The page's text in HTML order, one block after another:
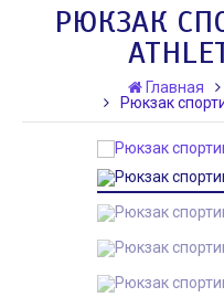
РЮКЗАК
Главная
Рюкзак